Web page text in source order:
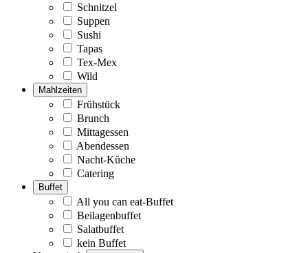
Schnitzel
Suppen
Sushi
Tapas
Tex-Mex
Wild
Mahlzeiten
Frühstück
Brunch
Mittagessen
Abendessen
Nacht-Küche
Catering
Buffet
All you can eat-Buffet
Beilagenbuffet
Salatbuffet
kein Buffet